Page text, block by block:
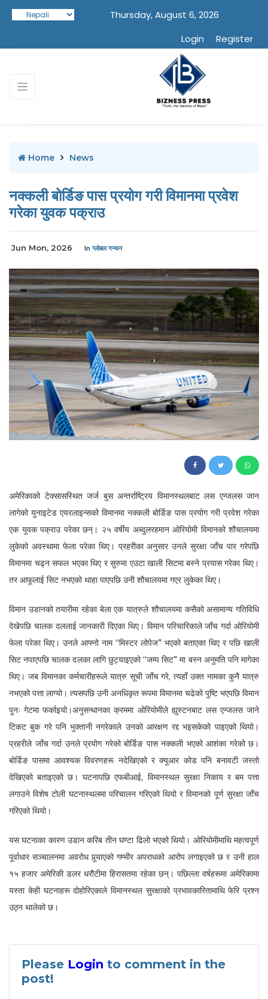
Thursday, August 6, 2026
Login
Register
Home News
नक्कली बोर्डिङ पास प्रयोग गरी विमानमा प्रवेश
गरेका युवक पक्राउ
Jun Mon, 2026 In ग्लोबल गन्थन
अमेरिकाको टेक्सासस्थित जर्ज बुस अन्तर्राष्ट्रिय विमानस्थलबाट लस एन्जलस जान
लागेको युनाइटेड एयरलाइन्सको विमानमा नक्कली बोर्डिङ पास प्रयोग गरी प्रवेश गरेका
एक युवक पक्राउ परेका छन्। २५ वर्षीय अब्दुलरहमान ओरियोमी विमानको शौचालयमा
लुकेको अवस्थामा फेला परेका थिए। प्रहरीका अनुसार उनले सुरक्षा जाँच पार गरेपछि
विमानमा चढ्न सफल भएका थिए र सुरुमा एउटा खाली सिटमा बस्ने प्रयास गरेका थिए।
तर आफूलाई सिट नभएको थाहा पाएपछि उनी शौचालयमा गएर लुकेका थिए।
विमान उडानको तयारीमा रहेका बेला एक यात्रुले शौचालयमा कसैको असामान्य गतिविधि
देखेपछि चालक दललाई जानकारी दिएका थिए। विमान परिचारिकाले जाँच गर्दा ओरियोमी
फेला परेका थिए। उनले आफ्नो नाम “मिस्टर लोपेज” भएको बताएका थिए र पछि खाली
सिट नपाएपछि चालक दलका लागि छुट्याइएको “जम्प सिट” मा बस्न अनुमति पनि मागेका
थिए। जब विमानका कर्मचारीहरूले यात्रु सूची जाँच गरे, त्यहाँ उक्त नामका कुनै यात्रु
नभएको पत्ता लाग्यो। त्यसपछि उनी अनधिकृत रूपमा विमानमा चढेको पुष्टि भएपछि विमान
पुनः गेटमा फर्काइयो।अनुसन्धानका क्रममा ओरियोमीले ह्युस्टनबाट लस एन्जलस जाने
टिकट बुक गरे पनि भुक्तानी नगरेकाले उनको आरक्षण रद्द भइसकेको पाइएको थियो।
प्रहरीले जाँच गर्दा उनले प्रयोग गरेको बोर्डिङ पास नक्कली भएको आशंका गरेको छ।
बोर्डिङ पासमा आवश्यक विवरणहरू नदेखिएको र क्यूआर कोड पनि बनावटी जस्तो
देखिएको बताइएको छ। घटनापछि एफबीआई, विमानस्थल सुरक्षा निकाय र बम पत्ता
लगाउने विशेष टोली घटनास्थलमा परिचालन गरिएको थियो र विमानको पूर्ण सुरक्षा जाँच
गरिएको थियो।
यस घटनाका कारण उडान करिब तीन घण्टा ढिलो भएको थियो। ओरियोमीमाथि महत्वपूर्ण
पूर्वाधार सञ्चालनमा अवरोध पुर्‍याएको गम्भीर अपराधको आरोप लगाइएको छ र उनी हाल
१५ हजार अमेरिकी डलर धरौटीमा हिरासतमा रहेका छन्। पछिल्ला वर्षहरूमा अमेरिकामा
यस्ता केही घटनाहरू दोहोरिएकाले विमानस्थल सुरक्षाको प्रभावकारितामाथि फेरि प्रश्न
उठ्न थालेको छ।
Please Login to comment in the
post!